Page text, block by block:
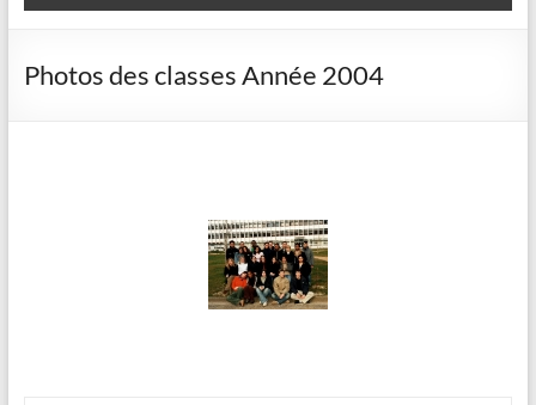
Photos des classes Année 2004